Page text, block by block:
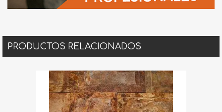
PRODUCTOS RELACIONADOS